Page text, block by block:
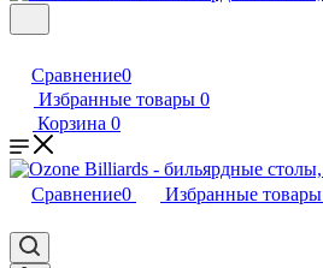
Сравнение0
Избранные товары 0
Корзина 0
Сравнение0 Избранные товары